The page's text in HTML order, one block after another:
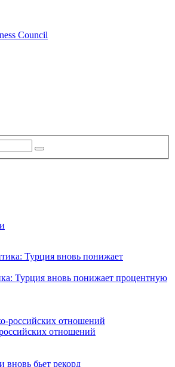
Council
Турция вновь понижает процентную
отношений